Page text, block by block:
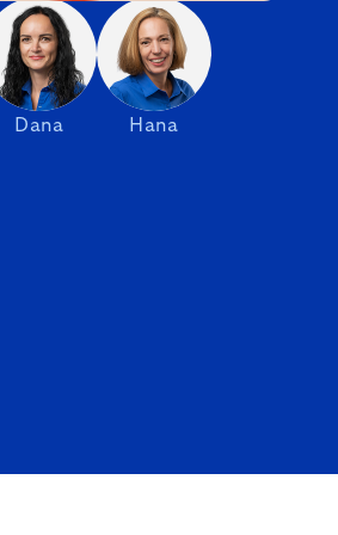
Dana Hana